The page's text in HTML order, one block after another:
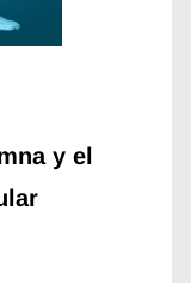
y el